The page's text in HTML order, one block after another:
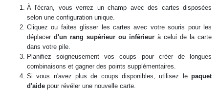
À l'écran, vous verrez un champ avec des cartes disposées
selon une configuration unique.
Cliquez ou faites glisser les cartes avec votre souris pour les
déplacer d'un rang supérieur ou inférieur à celui de la carte
dans votre pile.
Planifiez soigneusement vos coups pour créer de longues
combinaisons et gagner des points supplémentaires.
Si vous n'avez plus de coups disponibles, utilisez le paquet
d'aide pour révéler une nouvelle carte.